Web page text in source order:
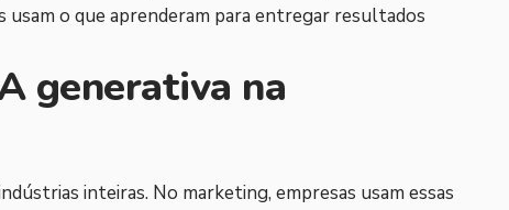
usam o que aprenderam para entregar resultados
generativa na
inteiras. No marketing, empresas usam essas